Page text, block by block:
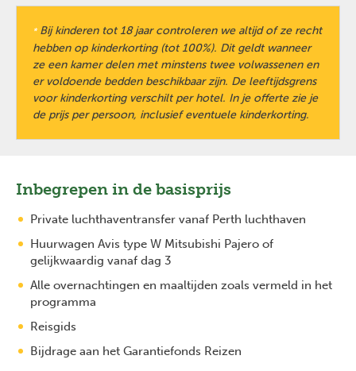
*Bij kinderen tot 18 jaar controleren we altijd of ze recht
hebben op kinderkorting (tot 100%). Dit geldt wanneer
ze een kamer delen met minstens twee volwassenen en
er voldoende bedden beschikbaar zijn. De leeftijdsgrens
voor kinderkorting verschilt per hotel. In je offerte zie je
de prijs per persoon, inclusief eventuele kinderkorting.
Inbegrepen in de basisprijs
Private luchthaventransfer vanaf Perth luchthaven
Huurwagen Avis type W Mitsubishi Pajero of
gelijkwaardig vanaf dag 3
Alle overnachtingen en maaltijden zoals vermeld in het
programma
Reisgids
Bijdrage aan het Garantiefonds Reizen